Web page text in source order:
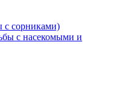
с сорниками)
с насекомыми и